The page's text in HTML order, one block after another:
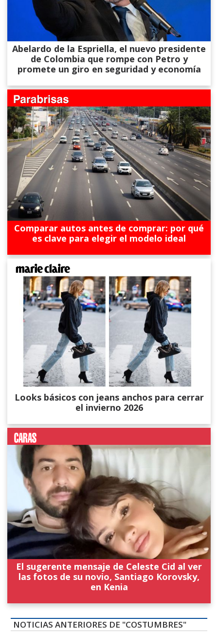
Abelardo de la Espriella, el nuevo presidente
de Colombia que rompe con Petro y
promete un giro en seguridad y economía
Comparar autos antes de comprar: por qué
es clave para elegir el modelo ideal
Looks básicos con jeans anchos para cerrar
el invierno 2026
El sugerente mensaje de Celeste Cid al ver
las fotos de su novio, Santiago Korovsky,
en Kenia
NOTICIAS ANTERIORES DE "COSTUMBRES"